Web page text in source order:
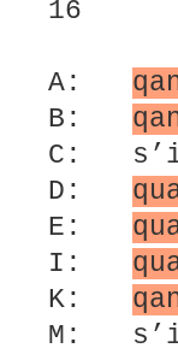
16
A:
B:
C:
D:
E:
I:
K:
M: